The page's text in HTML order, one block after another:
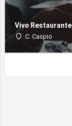
Vivo Restaurante
C. Caspio